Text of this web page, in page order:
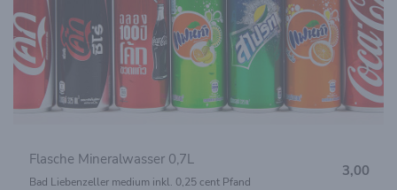
Flasche Mineralwasser 0,7L
Bad Liebenzeller medium inkl. 0,25 cent Pfand
3,00